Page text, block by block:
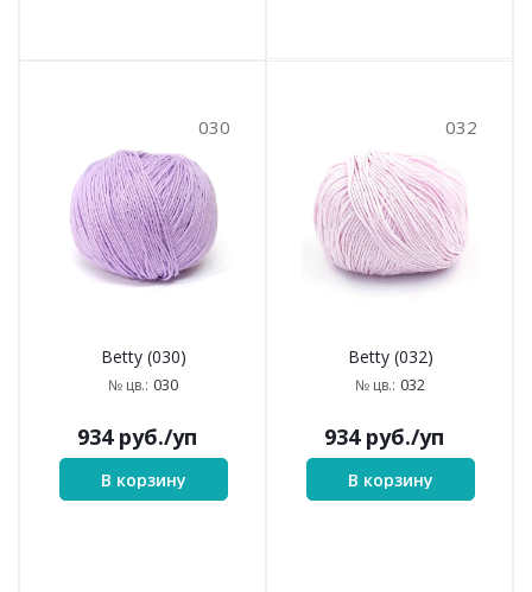
030
Betty (030)
№ цв.: 030
934руб./уп
В корзину
032
Betty (032)
№ цв.: 032
934руб./уп
В корзину